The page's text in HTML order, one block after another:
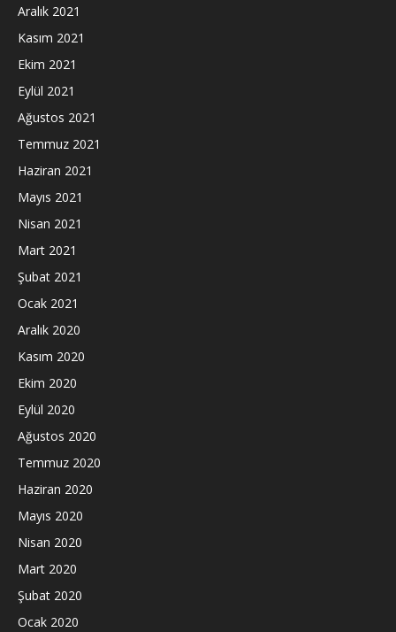
Aralık 2021
Kasım 2021
Ekim 2021
Eylül 2021
Ağustos 2021
Temmuz 2021
Haziran 2021
Mayıs 2021
Nisan 2021
Mart 2021
Şubat 2021
Ocak 2021
Aralık 2020
Kasım 2020
Ekim 2020
Eylül 2020
Ağustos 2020
Temmuz 2020
Haziran 2020
Mayıs 2020
Nisan 2020
Mart 2020
Şubat 2020
Ocak 2020